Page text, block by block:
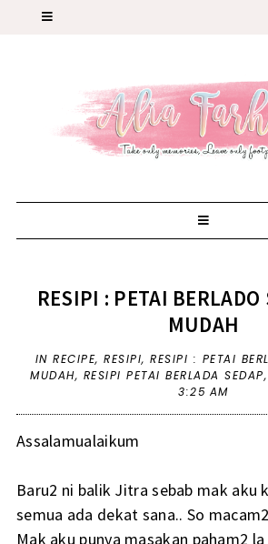
RESIPI : PETAI BERLADO
MUDAH
INRECIPE,RESIPI,RESIPI : PETAI
MUDAH, RESIPI PETAI BERLADA SEDAP,
3:25 AM
Assalamualaikum
Baru2 ni balik Jitra sebab mak aku
semua ada dekat sana.. So
Mak aku punya masakan paham2